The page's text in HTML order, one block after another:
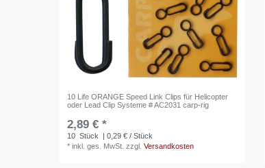
10 Life ORANGE Speed Link Clips für Helicopter
oder Lead Clip Systeme # AC2031 carp-rig
2,89 € *
10 Stück
| 0,29 € / Stück
*inkl. ges. MwSt. zzgl.Versandkosten